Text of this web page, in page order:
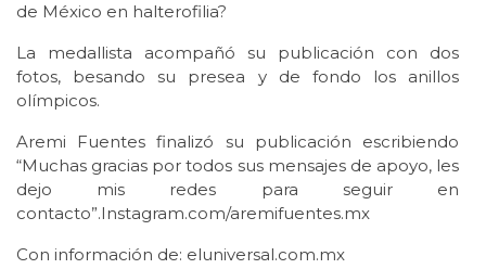
de México en halterofilia?
La medallista acompañó su publicación con dos
fotos, besando su presea y de fondo los anillos
olímpicos.
Aremi Fuentes finalizó su publicación escribiendo
“Muchas gracias por todos sus mensajes de apoyo, les
dejo mis redes para seguir en
contacto”.Instagram.com/aremifuentes.mx
Con información de: eluniversal.com.mx